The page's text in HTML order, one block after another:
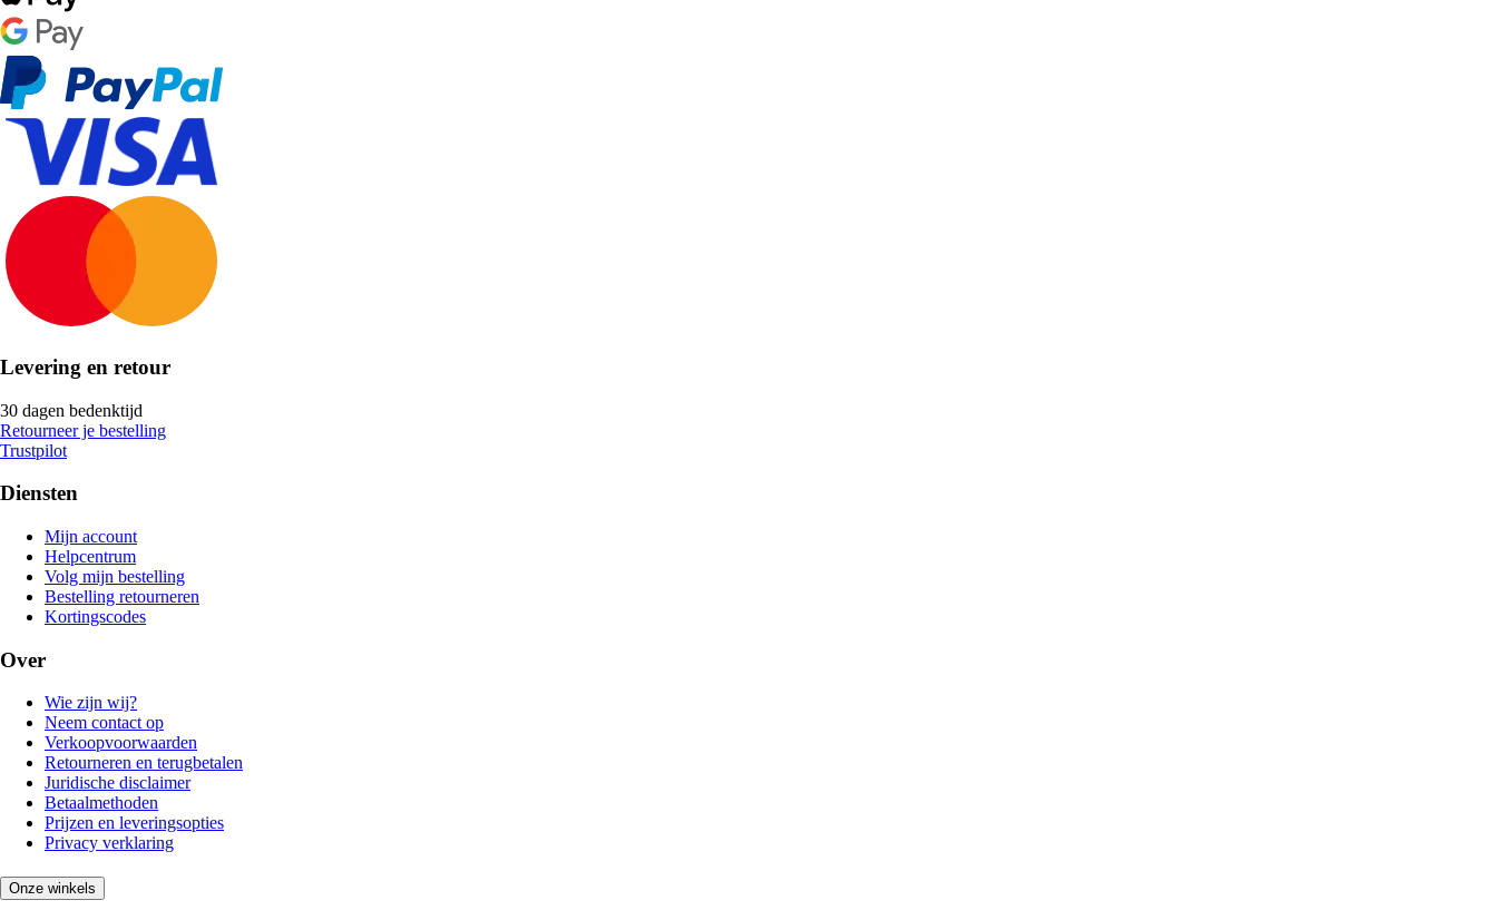
Levering en retour
30 dagen bedenktijd
Retourneer je bestelling
Trustpilot
Diensten
Mijn account
Helpcentrum
Volg mijn bestelling
Bestelling retourneren
Kortingscodes
Over
Wie zijn wij?
Neem contact op
Verkoopvoorwaarden
Retourneren en terugbetalen
Juridische disclaimer
Betaalmethoden
Prijzen en leveringsopties
Privacy verklaring
Onze winkels